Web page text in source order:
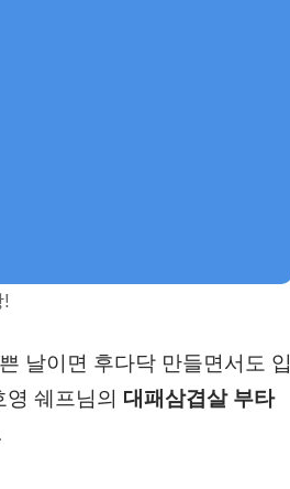
!
날이면 후다닥 만들면서도 입
쉐프님의 대패삼겹살 부타